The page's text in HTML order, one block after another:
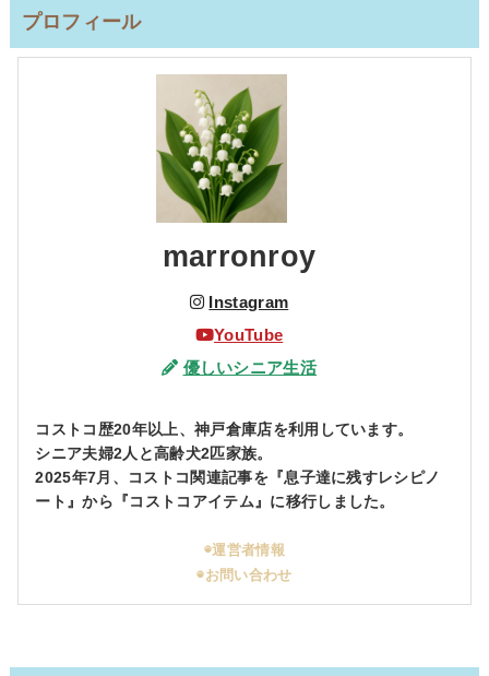
プロフィール
marronroy
Instagram
YouTube
優しいシニア生活
コストコ歴20年以上、神戸倉庫店を利用しています。
シニア夫婦2人と高齢犬2匹家族。
2025年7月、コストコ関連記事を『息子達に残すレシピノ
ート』から『コストコアイテム』に移行しました。
◉運営者情報
◉お問い合わせ